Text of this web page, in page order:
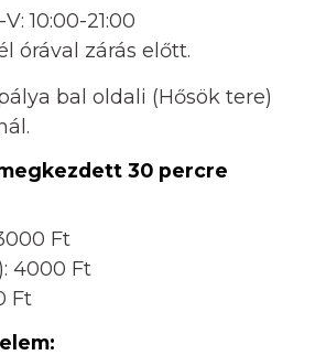
10:00-21:00
órával zárás előtt.
bal oldali (Hősök tere)
30 percre
Ft
4000 Ft
Ft